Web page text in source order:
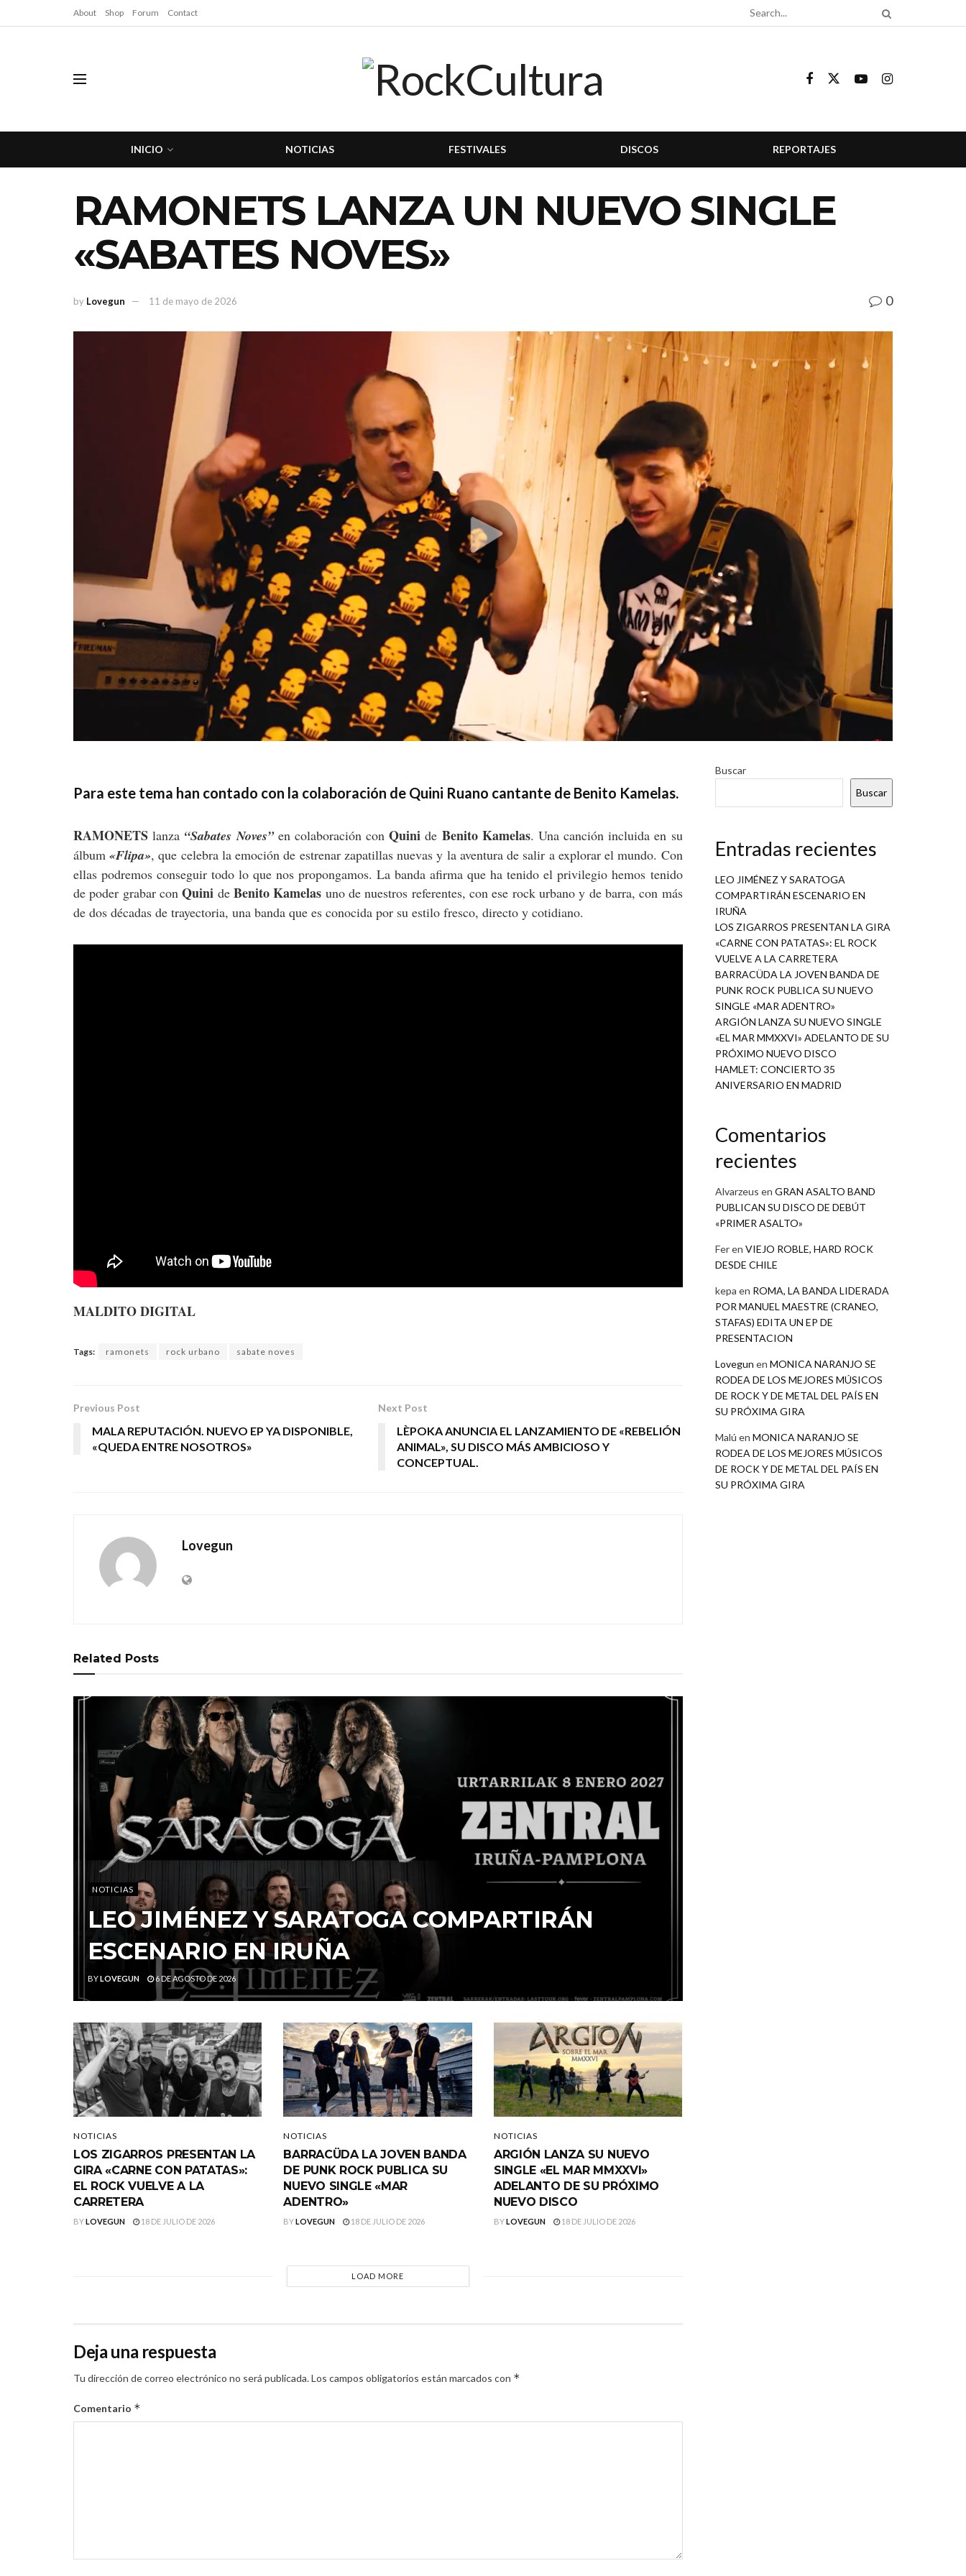
About Shop Forum Contact
INICIO NOTICIAS FESTIVALES DISCOS REPORTAJES
RAMONETS LANZA UN NUEVO SINGLE
«SABATES NOVES»
by Lovegun 11 de mayo de 2026 0
Para este tema han contado con la colaboración de Quini Ruano cantante de Benito Kamelas.
RAMONETS lanza “Sabates Noves” en colaboración conQuinide Benito Kamelas. Una canción incluida en su
álbum«Flipa», que celebra la emoción de estrenar zapatillas nuevas y la aventura de salir a explorar el mundo. Con
ellas podremos conseguir todo lo que nos propongamos. La banda afirma que ha tenido el privilegio hemos tenido
de poder grabar conQuini de Benito Kamelas uno de nuestros referentes, con ese rock urbano y de barra, con más
de dos décadas de trayectoria, una banda que es conocida por su estilo fresco, directo y cotidiano.
MALDITO DIGITAL
Tags: ramonets rock urbano sabate noves
Previous Post
MALA REPUTACIÓN. NUEVO EP YA DISPONIBLE,
«QUEDA ENTRE NOSOTROS»
Next Post
LÈPOKA ANUNCIA EL LANZAMIENTO DE «REBELIÓN
ANIMAL», SU DISCO MÁS AMBICIOSO Y
CONCEPTUAL.
Lovegun
Related Posts
NOTICIAS
LEO JIMÉNEZ Y SARATOGA COMPARTIRÁN
ESCENARIO EN IRUÑA
BYLOVEGUN 6 DE AGOSTO DE 2026
NOTICIAS
LOS ZIGARROS PRESENTAN LA
GIRA «CARNE CON PATATAS»:
EL ROCK VUELVE A LA
CARRETERA
BYLOVEGUN 18 DE JULIO DE 2026
NOTICIAS
BARRACÜDA LA JOVEN BANDA
DE PUNK ROCK PUBLICA SU
NUEVO SINGLE «MAR
ADENTRO»
BYLOVEGUN 18 DE JULIO DE 2026
NOTICIAS
ARGIÓN LANZA SU NUEVO
SINGLE «EL MAR MMXXVI»
ADELANTO DE SU PRÓXIMO
NUEVO DISCO
BYLOVEGUN 18 DE JULIO DE 2026
LOAD MORE
Deja una respuesta
Tu dirección de correo electrónico no será publicada.Los campos obligatorios están marcados con *
Comentario *
Buscar
Buscar
Entradas recientes
LEO JIMÉNEZ Y SARATOGA
COMPARTIRÁN ESCENARIO EN
IRUÑA
LOS ZIGARROS PRESENTAN LA GIRA
«CARNE CON PATATAS»: EL ROCK
VUELVE A LA CARRETERA
BARRACÜDA LA JOVEN BANDA DE
PUNK ROCK PUBLICA SU NUEVO
SINGLE «MAR ADENTRO»
ARGIÓN LANZA SU NUEVO SINGLE
«EL MAR MMXXVI» ADELANTO DE SU
PRÓXIMO NUEVO DISCO
HAMLET: CONCIERTO 35
ANIVERSARIO EN MADRID
Comentarios
recientes
Alvarzeus en GRAN ASALTO BAND
PUBLICAN SU DISCO DE DEBÚT
«PRIMER ASALTO»
Feren VIEJO ROBLE, HARD ROCK
DESDE CHILE
kepa en ROMA, LA BANDA LIDERADA
POR MANUEL MAESTRE (CRANEO,
STAFAS) EDITA UN EP DE
PRESENTACION
Lovegun en MONICA NARANJO SE
RODEA DE LOS MEJORES MÚSICOS
DE ROCK Y DE METAL DEL PAÍS EN
SU PRÓXIMA GIRA
Malú en MONICA NARANJO SE
RODEA DE LOS MEJORES MÚSICOS
DE ROCK Y DE METAL DEL PAÍS EN
SU PRÓXIMA GIRA